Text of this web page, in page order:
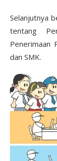
Selanjutnya
tentang
Penerimaan
dan SMK.